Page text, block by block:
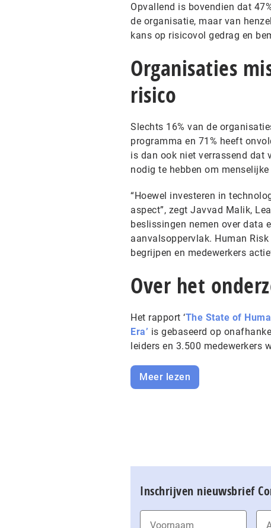
Opvallend is bovendien dat
de organisatie, maar van
kans op risicovol gedrag en
Organisaties
risico
Slechts 16% van de
programma en 71% heeft
is dan ook niet verrassend dat
nodig te hebben om
“Hoewel investeren in
aspect”, zegt Javvad Malik,
beslissingen nemen over data
aanvalsoppervlak. Human
begrijpen en medewerkers
Over het
Het rapport ‘The State of
Era’ is gebaseerd op
leiders en 3.500 medewerkers
Meer lezen
Inschrijven nieuwsbrief